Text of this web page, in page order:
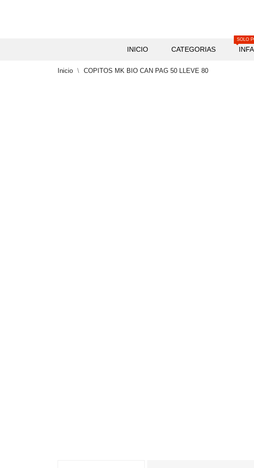
INICIO CATEGORIAS
SOLO
Inicio COPITOS MK BIO CAN PAG 50 LLEVE 80